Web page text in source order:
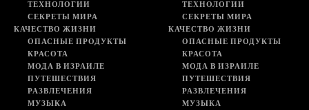
ТЕХНОЛОГИИ
СЕКРЕТЫ МИРА
КАЧЕСТВО ЖИЗНИ
ОПАСНЫЕ ПРОДУКТЫ
КРАСОТА
МОДА В ИЗРАИЛЕ
ПУТЕШЕСТВИЯ
РАЗВЛЕЧЕНИЯ
МУЗЫКА
ТЕХНОЛОГИИ
СЕКРЕТЫ МИРА
КАЧЕСТВО ЖИЗНИ
ОПАСНЫЕ ПРОДУКТЫ
КРАСОТА
МОДА В ИЗРАИЛЕ
ПУТЕШЕСТВИЯ
РАЗВЛЕЧЕНИЯ
МУЗЫКА